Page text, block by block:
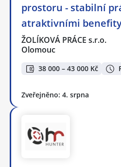
prostoru - stabilní
atraktivními
ŽOLÍKOVÁ PRÁCE s.r.o.
Olomouc
38 000 – 43 000 Kč
Zveřejněno: 4. srpna